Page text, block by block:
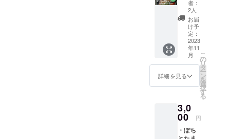
きる直
接的な
チケッ
トでは
ござい
ません
のでご
注意く
い。 ※
定休日
イベン
ト日な
ど除外
日が出
りお礼
メール
を送付
させて
いただ
きま
す。 ※
定休日
年始、
イベン
日が出
てくる
場合も
ある
囲気や
保護ね
こたち
の写真
付きお
礼メー
ルを送
付させ
ていた
だきま
迎で
す！来
た車椅
除外日
がござ
います
ので、
ご利用
時は事
前にご
確認く
ださい
※提供可
リンク
は今後
決定予
定の
を、車
椅子利
用者様1
名分の
保護猫
と触れ
合える
カフェ
の入場
利用チ
ケット
させて
いただ
きま
す。(営
者：
2人
お届
け予
定：
2023
年11
月
詳細を見る
こ
の
リ
タ
ー
ン
を
選
択
す
る
3,0
00 円
・ぽち